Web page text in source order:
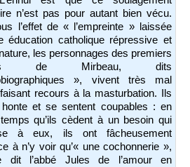
n’est pas pour autant bien vécu.
l’effet de « l’empreinte » laissée
éducation catholique répressive et
les personnages des premiers
de Mirbeau, dits
», vivent très mal
recours à la masturbation. Ils
et se sentent coupables : en
qu’ils cèdent à un besoin qui
à eux, ils ont fâcheusement
à n’y voir qu’« une cochonnerie »,
dit l’abbé Jules de l’amour en